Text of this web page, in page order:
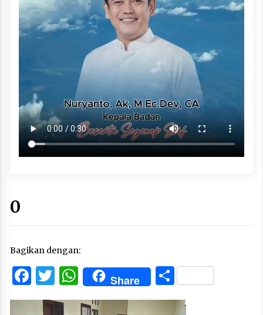
0
Bagikan dengan:
Facebook
Twitter
WhatsApp
Share Share